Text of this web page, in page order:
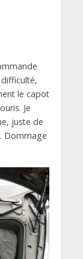
le capot
Je
juste de
Dommage